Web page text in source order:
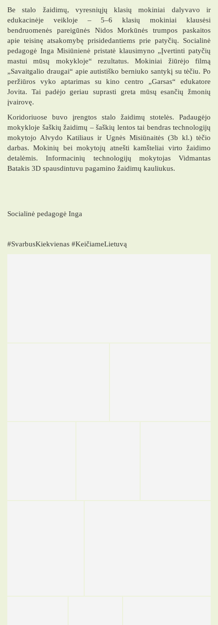
Be stalo žaidimų, vyresniųjų klasių mokiniai dalyvavo ir
edukacinėje veikloje – 5–6 klasių mokiniai klausėsi
bendruomenės pareigūnės Nidos Morkūnės trumpos paskaitos
apie teisinę atsakomybę prisidedantiems prie patyčių. Socialinė
pedagogė Inga Misiūnienė pristatė klausimyno „Įvertinti patyčių
mastui mūsų mokykloje“ rezultatus. Mokiniai žiūrėjo filmą
„Savaitgalio draugai“ apie autistiško berniuko santykį su tėčiu. Po
peržiūros vyko aptarimas su kino centro „Garsas“ edukatore
Jovita. Tai padėjo geriau suprasti greta mūsų esančių žmonių
įvairovę.
Koridoriuose buvo įrengtos stalo žaidimų stotelės. Padaugėjo
mokykloje šaškių žaidimų – šaškių lentos tai bendras technologijų
mokytojo Alvydo Katiliaus ir Ugnės Misiūnaitės (3b kl.) tėčio
darbas. Mokinių bei mokytojų atnešti kamšteliai virto žaidimo
detalėmis. Informacinių technologijų mokytojas Vidmantas
Batakis 3D spausdintuvu pagamino žaidimų kauliukus.
Socialinė pedagogė Inga
#SvarbusKiekvienas #KeičiameLietuvą